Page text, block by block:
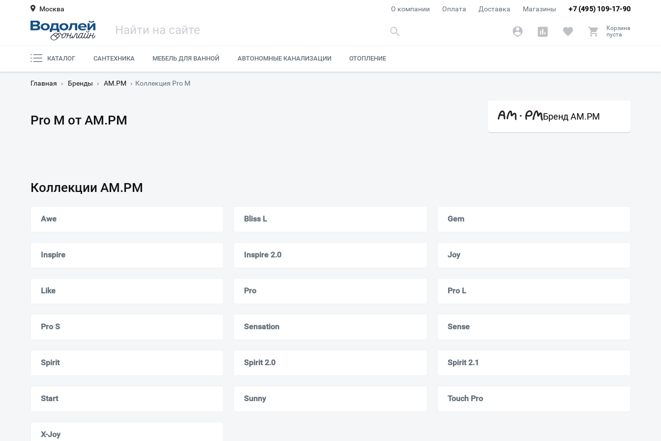
Москва +7 (495) 109-17-90
О компании Оплата Доставка Магазины
Корзина
пуста
КАТАЛОГ САНТЕХНИКА МЕБЕЛЬ ДЛЯ ВАННОЙ АВТОНОМНЫЕ КАНАЛИЗАЦИИ ОТОПЛЕНИЕ
Главная › Бренды › AM.PM › Коллекция Pro M
Pro M от AM.PM Бренд AM.PM
Коллекции AM.PM
Awe Bliss L Gem
Inspire Inspire 2.0 Joy
Like Pro Pro L
Pro S Sensation Sense
Spirit Spirit 2.0 Spirit 2.1
Start Sunny Touch Pro
X-Joy
Всё верно